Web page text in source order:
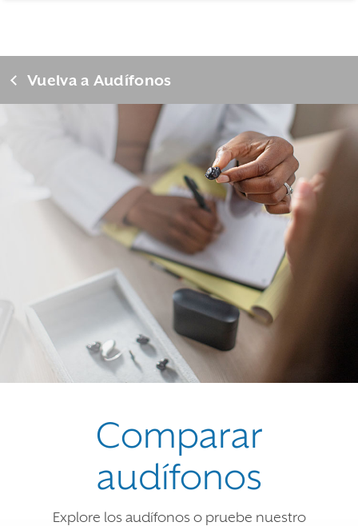
Vuelva a Audífonos
Comparar
audífonos
Explore los audífonos o pruebe nuestro